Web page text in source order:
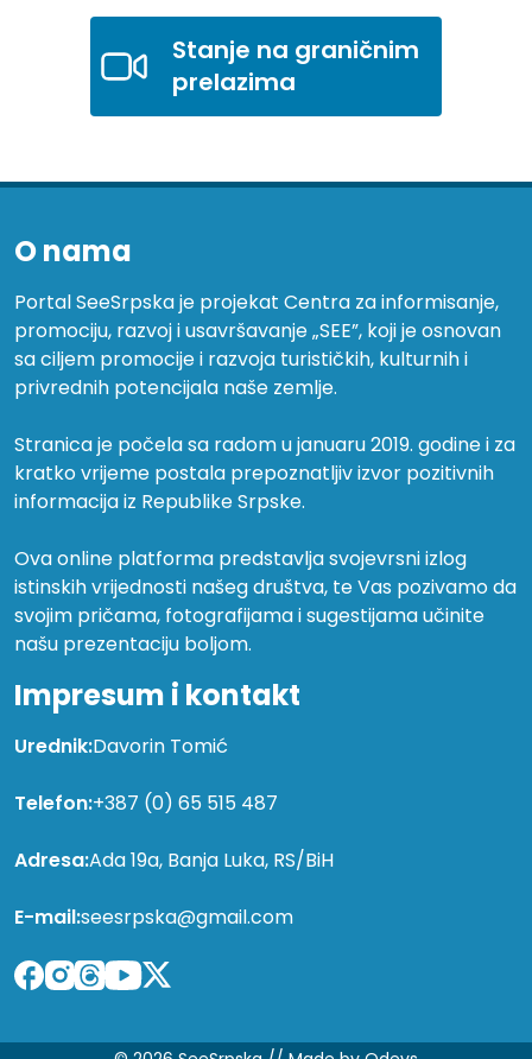
Stanje na graničnim
prelazima
O nama
Portal SeeSrpska je projekat Centra za informisanje,
promociju, razvoj i usavršavanje „SEE”, koji je osnovan
sa ciljem promocije i razvoja turističkih, kulturnih i
privrednih potencijala naše zemlje.
Stranica je počela sa radom u januaru 2019. godine i za
kratko vrijeme postala prepoznatljiv izvor pozitivnih
informacija iz Republike Srpske.
Ova online platforma predstavlja svojevrsni izlog
istinskih vrijednosti našeg društva, te Vas pozivamo da
svojim pričama, fotografijama i sugestijama učinite
našu prezentaciju boljom.
Impresum i kontakt
Urednik:Davorin Tomić
Telefon:+387 (0) 65 515 487
Adresa:Ada 19a, Banja Luka, RS/BiH
E-mail:seesrpska@gmail.com